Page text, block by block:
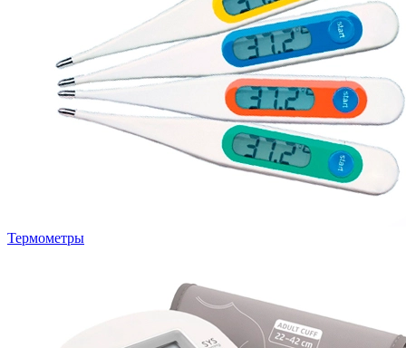
Термометры